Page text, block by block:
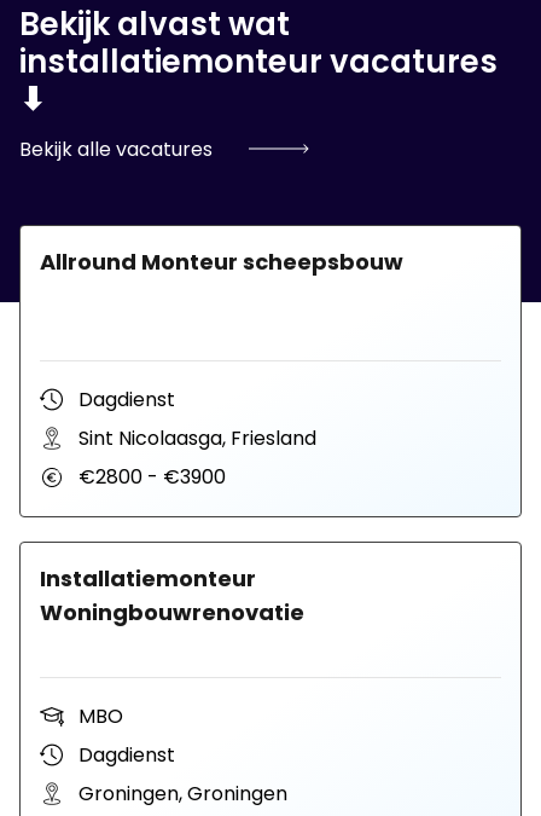
Bekijk alvast wat
installatiemonteur vacatures
⬇
Bekijk alle vacatures
Allround Monteur scheepsbouw
Dagdienst
Sint Nicolaasga, Friesland
€2800 - €3900
Installatiemonteur
Woningbouwrenovatie
MBO
Dagdienst
Groningen, Groningen